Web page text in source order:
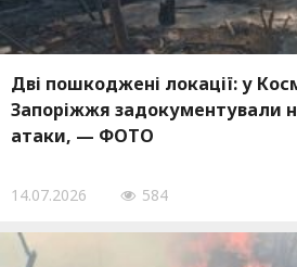
Дві пошкоджені локації: у
Запоріжжя задокументували
атаки, — ФОТО
14.07.2026 584